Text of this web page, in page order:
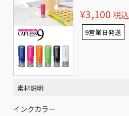
¥3,100 税込
9営業日発送
素材説明
インクカラー